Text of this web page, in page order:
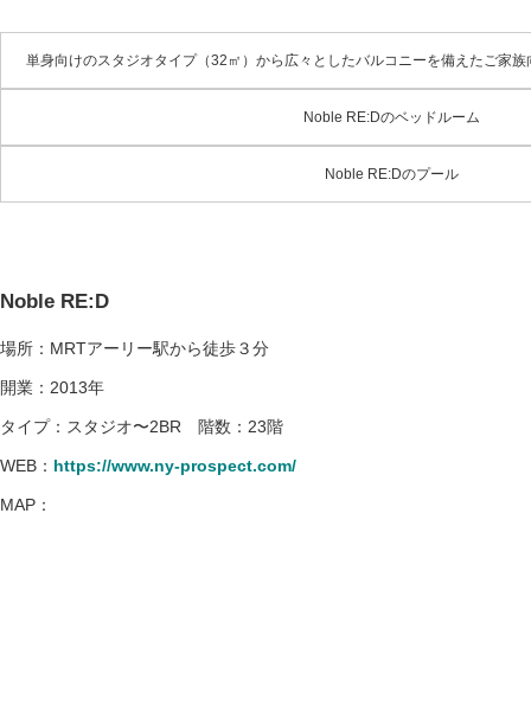
単身向けのスタジオタイプ（32㎡）から広々としたバルコニーを備えたご家
Noble RE:Dのベッドルーム
Noble RE:Dのプール
Noble RE:D
場所：MRTアーリー駅から徒歩３分
開業：2013年
タイプ：スタジオ〜2BR 階数：23階
WEB： https://www.ny-prospect.com/
MAP：